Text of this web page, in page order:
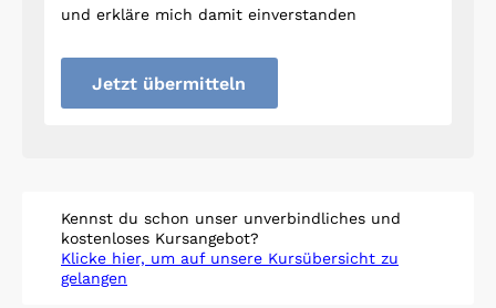
und erkläre mich damit einverstanden
Jetzt übermitteln
Kennst du schon unser unverbindliches und
kostenloses Kursangebot?
Klicke hier, um auf unsere Kursübersicht zu
gelangen